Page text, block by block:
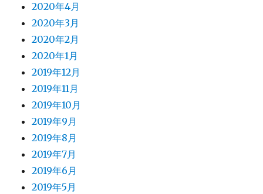
2020年4月
2020年3月
2020年2月
2020年1月
2019年12月
2019年11月
2019年10月
2019年9月
2019年8月
2019年7月
2019年6月
2019年5月